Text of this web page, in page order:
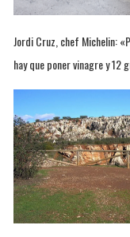
Jordi Cruz, chef Michelin:
hay que poner vinagre y 12